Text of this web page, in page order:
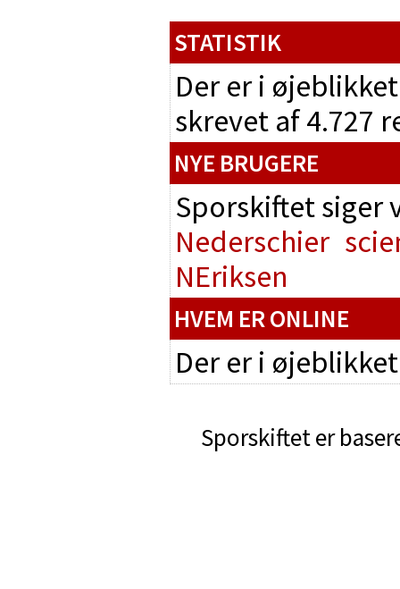
STATISTIK
Der er i
skrevet af 4.727
NYE BRUGERE
Sporskiftet
Nederschier
NEriksen
HVEM ER ONLINE
Der er i
Sporskiftet er